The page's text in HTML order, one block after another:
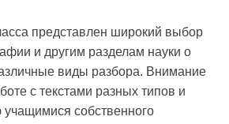
представлен широкий выбор
и другим разделам науки о
виды разбора. Внимание
с текстами разных типов и
собственного